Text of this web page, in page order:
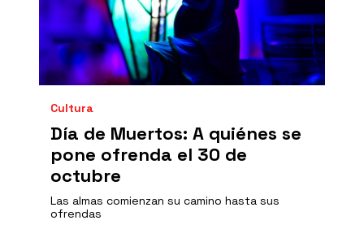
Cultura
Día de Muertos: A quiénes se
pone ofrenda el 30 de
octubre
Las almas comienzan su camino hasta sus
ofrendas